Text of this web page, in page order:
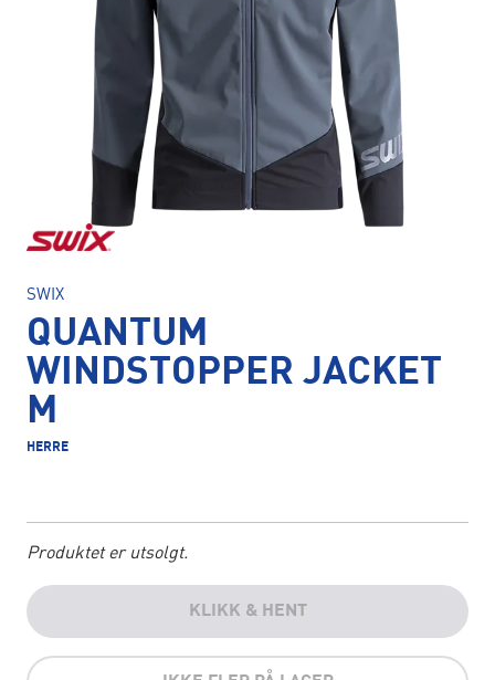
SWIX
QUANTUM
WINDSTOPPER JACKET
M
HERRE
Produktet er utsolgt.
KLIKK & HENT